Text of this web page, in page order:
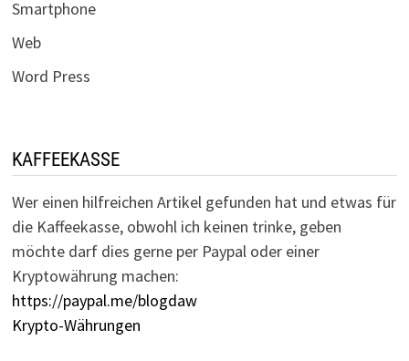
Smartphone
Web
Word Press
KAFFEEKASSE
Wer einen hilfreichen Artikel gefunden hat und etwas für
die Kaffeekasse, obwohl ich keinen trinke, geben
möchte darf dies gerne per Paypal oder einer
Kryptowährung machen:
https://paypal.me/blogdaw
Krypto-Währungen